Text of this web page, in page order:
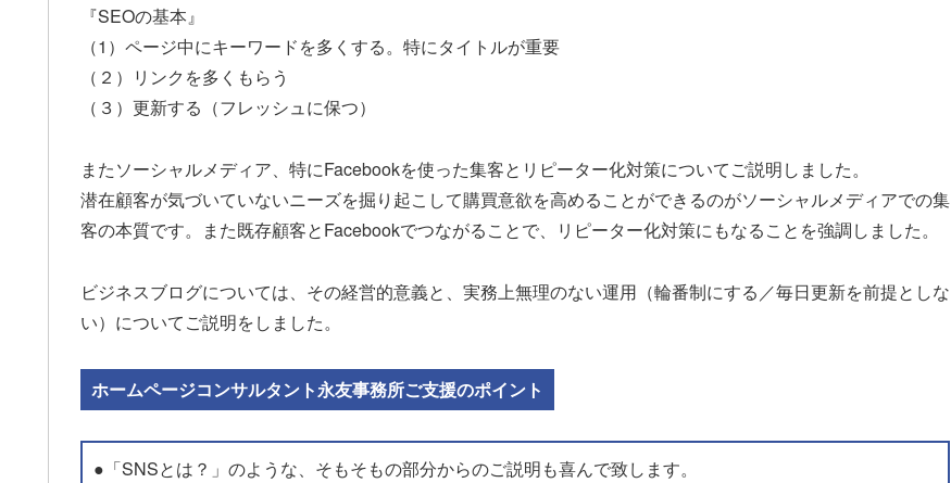
『SEOの基本』
（1）ページ中にキーワードを多くする。特にタイトルが重要
（２）リンクを多くもらう
（３）更新する（フレッシュに保つ）
またソーシャルメディア、特にFacebookを使った集客とリピーター化対策についてご説明しました。
潜在顧客が気づいていないニーズを掘り起こして購買意欲を高めることができるのがソーシャルメディアでの集
客の本質です。また既存顧客とFacebookでつながることで、リピーター化対策にもなることを強調しました。
ビジネスブログについては、その経営的意義と、実務上無理のない運用（輪番制にする／毎日更新を前提としな
い）についてご説明をしました。
ホームページコンサルタント永友事務所ご支援のポイント
●「SNSとは？」のような、そもそもの部分からのご説明も喜んで致します。